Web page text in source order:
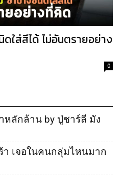
ใส่สีได้ ไม่อันตรายอย่าง
0
ลักล้าน by ปู่ชาร์ลี มัง
า เจอในคนกลุ่มไหนมาก